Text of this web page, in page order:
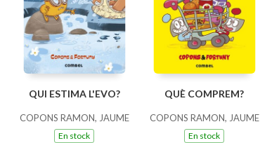
QUI ESTIMA L'EVO?
COPONS RAMON, JAUME
En stock
QUÈ COMPREM?
COPONS RAMON, JAUME
En stock